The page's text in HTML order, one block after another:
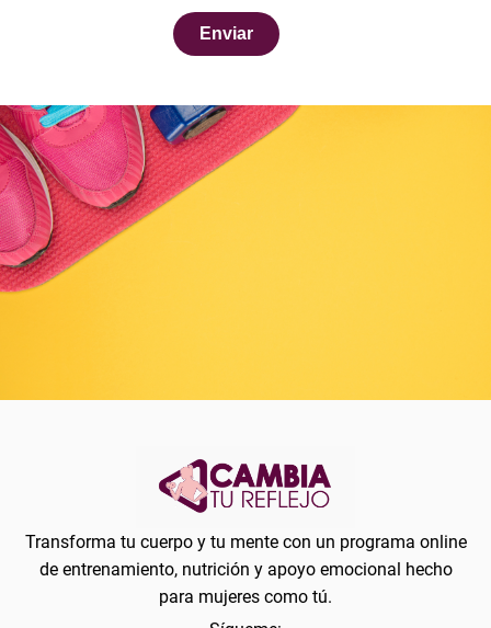
Enviar
Transforma tu cuerpo y tu mente con un programa online
de entrenamiento, nutrición y apoyo emocional hecho
para mujeres como tú.